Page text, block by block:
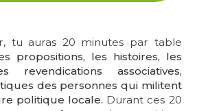
tu auras 20 minutes par table
propositions, les histoires, les
revendications associatives,
des personnes qui militent
politique locale. Durant ces 20